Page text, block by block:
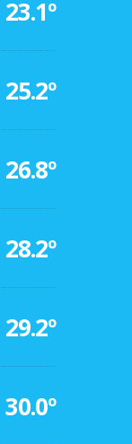
23.1º
25.2º
26.8º
28.2º
29.2º
30.0º